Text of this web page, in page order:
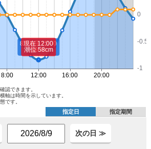
認できます。
軸は時間を示しています。
です。
指定日 指定期間
次の日 ≫